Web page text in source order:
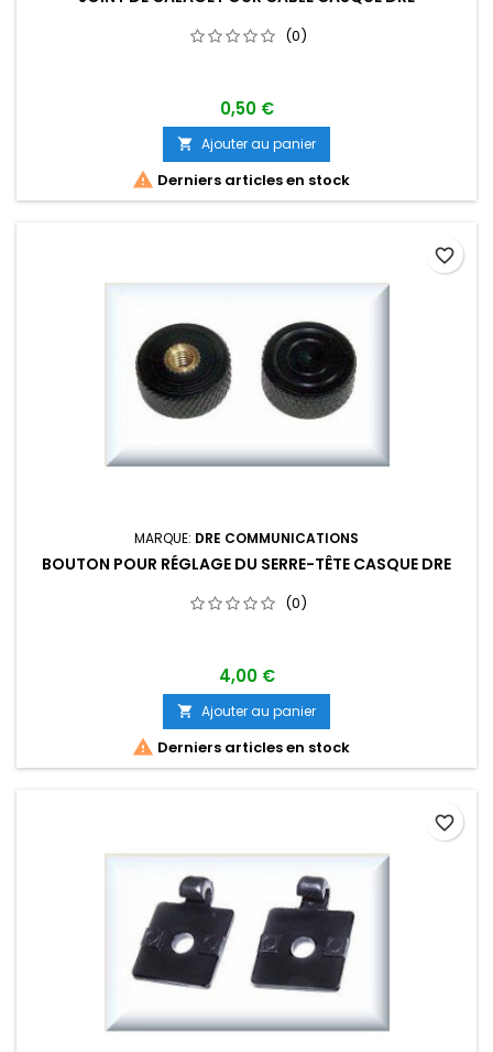
(0)
0,50 €
 Ajouter au panier
 Derniers articles en stock
MARQUE: DRE COMMUNICATIONS
BOUTON POUR RÉGLAGE DU SERRE-TÊTE CASQUE DRE
(0)
4,00 €
 Ajouter au panier
 Derniers articles en stock
favorite_border
favorite_border